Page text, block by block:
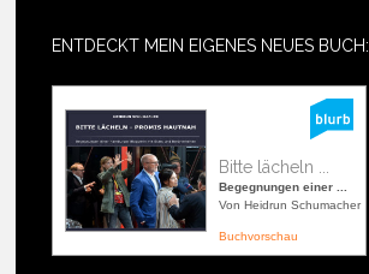
ENTDECKT MEIN EIGENES NEUES BUCH:
Bitte lächeln ...
Begegnungen einer ...
Von Heidrun Schumacher
Buchvorschau